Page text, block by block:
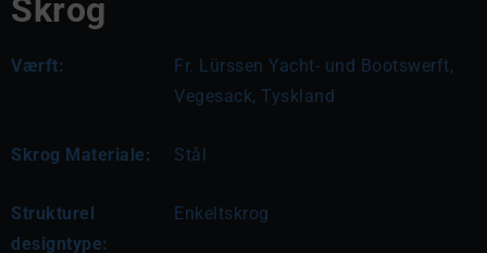
Skrog
Værft:
Fr. Lürssen Yacht- und Bootswerft,
Vegesack, Tyskland
Skrog Materiale: Stål
Strukturel
designtype:
Enkeltskrog